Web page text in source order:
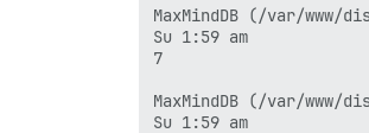
Sidekiq está
loader.js:247
    at loader.js:247:1
at a
at
loader.js:247
MaxMindDB (/var/
Su 1:59 am
7
MaxMindDB (/var/www/
Su 1:59 am